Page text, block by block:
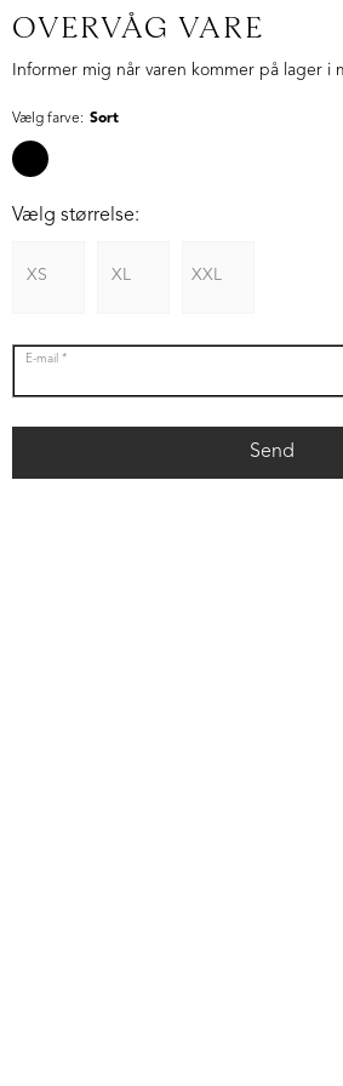
OVERVÅG VARE
Informer mig når varen kommer på lager i
Vælg farve: Sort
Vælg størrelse:
XS XL XXL
E-mail